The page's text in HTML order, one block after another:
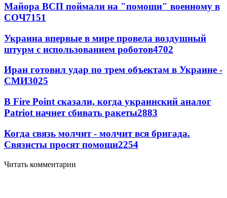
Майора ВСП поймали на "помощи" военному в
СОЧ7151
Украина впервые в мире провела воздушный
штурм с использованием роботов4702
Иран готовил удар по трем объектам в Украине -
СМИ3025
В Fire Point сказали, когда украинский аналог
Patriot начнет сбивать ракеты2883
Когда связь молчит - молчит вся бригада.
Связисты просят помощи2254
Читать комментарии